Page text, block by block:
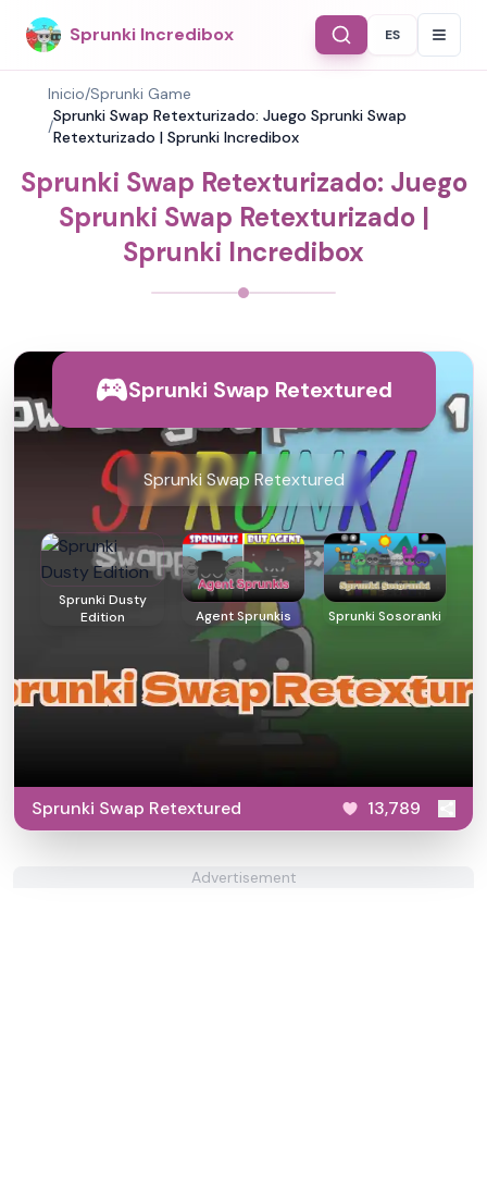
Sprunki Incredibox Select
ES
Inicio/Sprunki Game
/
Sprunki Swap Retexturizado: Juego Sprunki Swap
Retexturizado | Sprunki Incredibox
Sprunki Swap Retexturizado: Juego
Sprunki Swap Retexturizado |
Sprunki Incredibox
Sprunki Swap Retextured
Sprunki Swap Retextured
Sprunki Dusty
Edition
Agent Sprunkis Sprunki Sosoranki
Sprunki Swap Retextured 13,789
Advertisement